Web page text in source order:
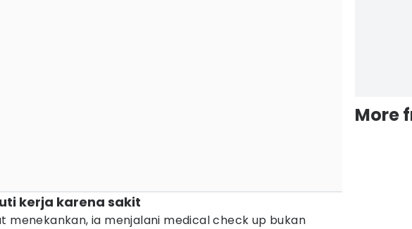
kerja karena sakit
menekankan, ia menjalani medical check up bukan
More